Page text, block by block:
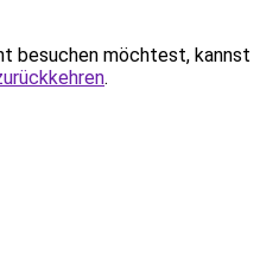
besuchen möchtest, kannst
.